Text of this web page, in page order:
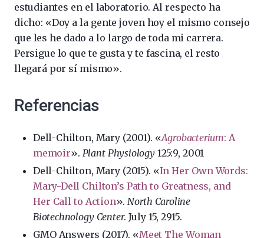
estudiantes en el laboratorio. Al respecto ha
dicho: «Doy a la gente joven hoy el mismo consejo
que les he dado a lo largo de toda mi carrera.
Persigue lo que te gusta y te fascina, el resto
llegará por sí mismo».
Referencias
Dell-Chilton, Mary (2001). «Agrobacterium: A
memoir». Plant Physiology125:9, 2001
Dell-Chilton, Mary (2015). «In Her Own Words:
Mary-Dell Chilton’s Path to Greatness, and
Her Call to Action». North Caroline
Biotechnology Center. July 15, 2915.
GMO Answers (2017). «Meet The Woman